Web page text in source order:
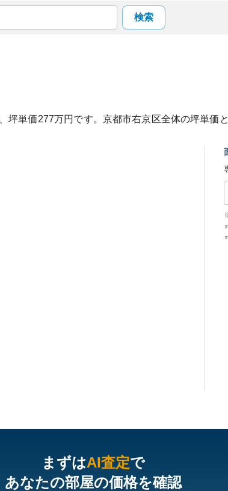
検索
坪単価277万円です。 京都市右京区全体の坪単価
まずはAI査定で
あなたの部屋の価格を確認